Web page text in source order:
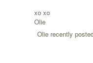
xo xo
Olie
Olie recently